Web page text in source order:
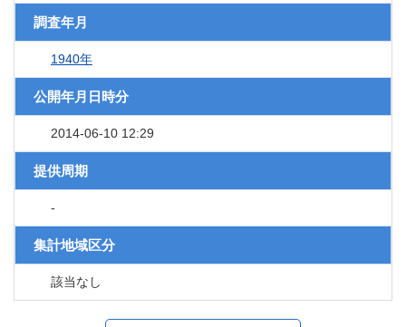
調査年月
1940年
公開年月日時分
2014-06-10 12:29
提供周期
-
集計地域区分
該当なし